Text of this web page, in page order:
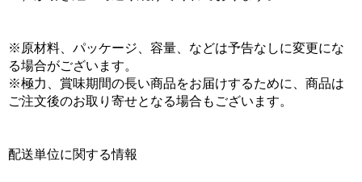
※原材料、パッケージ、容量、などは予告なしに変更にな
る場合がございます。
※極力、賞味期間の長い商品をお届けするために、商品は
ご注文後のお取り寄せとなる場合もございます。
配送単位に関する情報